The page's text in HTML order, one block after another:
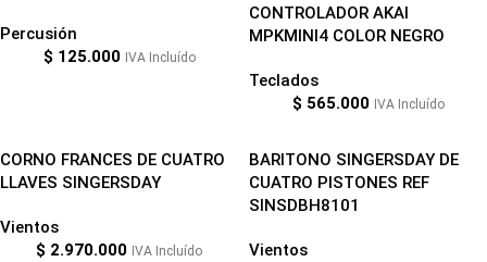
Percusión
$ 125.000 IVA Incluído
CONTROLADOR AKAI
MPKMINI4 COLOR NEGRO
Teclados
$ 565.000 IVA Incluído
CORNO FRANCES DE CUATRO
LLAVES SINGERSDAY
Vientos
$ 2.970.000 IVA Incluído
BARITONO SINGERSDAY DE
CUATRO PISTONES REF
SINSDBH8101
Vientos